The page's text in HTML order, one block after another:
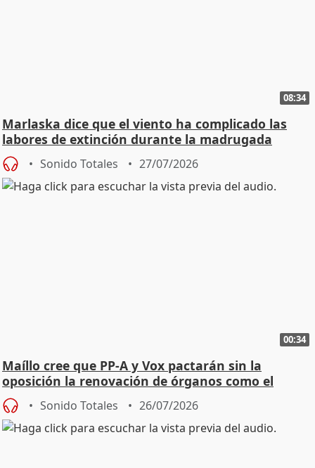
08:34
Marlaska dice que el viento ha complicado las
labores de extinción durante la madrugada
Sonido Totales 27/07/2026
00:34
Maíllo cree que PP-A y Vox pactarán sin la
oposición la renovación de órganos como el
Defensor
Sonido Totales 26/07/2026